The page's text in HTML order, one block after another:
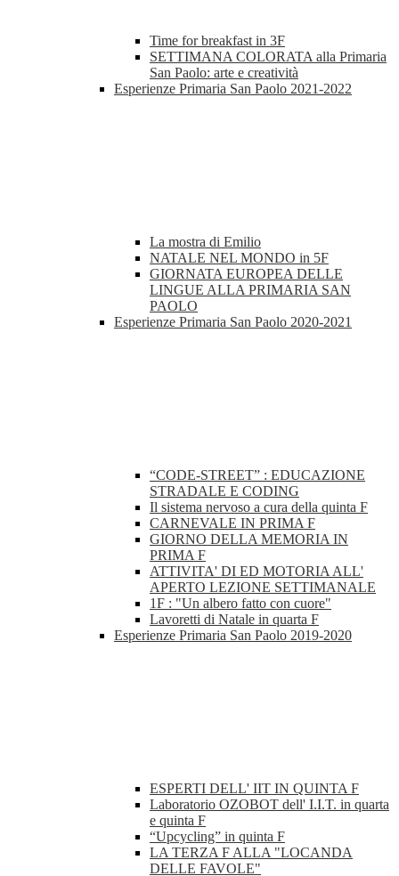
Time for breakfast in 3F
SETTIMANA COLORATA alla Primaria
San Paolo: arte e creatività
Esperienze Primaria San Paolo 2021-2022
La mostra di Emilio
NATALE NEL MONDO in 5F
GIORNATA EUROPEA DELLE
LINGUE ALLA PRIMARIA SAN
PAOLO
Esperienze Primaria San Paolo 2020-2021
“CODE-STREET” : EDUCAZIONE
STRADALE E CODING
Il sistema nervoso a cura della quinta F
CARNEVALE IN PRIMA F
GIORNO DELLA MEMORIA IN
PRIMA F
ATTIVITA' DI ED MOTORIA ALL'
APERTO LEZIONE SETTIMANALE
1F : "Un albero fatto con cuore"
Lavoretti di Natale in quarta F
Esperienze Primaria San Paolo 2019-2020
ESPERTI DELL' IIT IN QUINTA F
Laboratorio OZOBOT dell' I.I.T. in quarta
e quinta F
“Upcycling” in quinta F
LA TERZA F ALLA "LOCANDA
DELLE FAVOLE"